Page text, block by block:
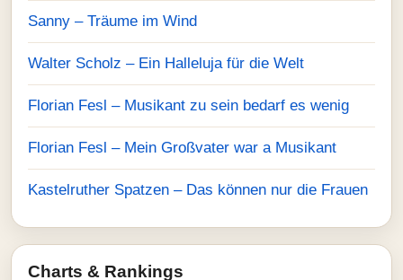
Sanny – Träume im Wind
Walter Scholz – Ein Halleluja für die Welt
Florian Fesl – Musikant zu sein bedarf es wenig
Florian Fesl – Mein Großvater war a Musikant
Kastelruther Spatzen – Das können nur die Frauen
Charts & Rankings